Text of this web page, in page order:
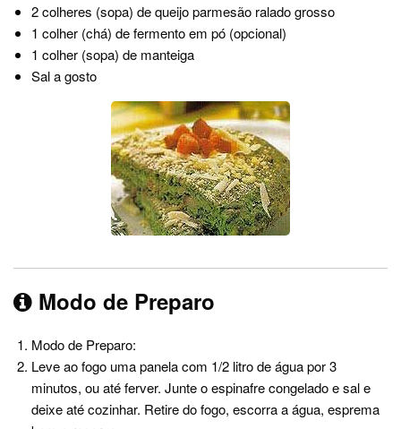
2 colheres (sopa) de queijo parmesão ralado grosso
1 colher (chá) de fermento em pó (opcional)
1 colher (sopa) de manteiga
Sal a gosto
Modo de Preparo
Modo de Preparo:
Leve ao fogo uma panela com 1/2 litro de água por 3
minutos, ou até ferver. Junte o espinafre congelado e sal e
deixe até cozinhar. Retire do fogo, escorra a água, esprema